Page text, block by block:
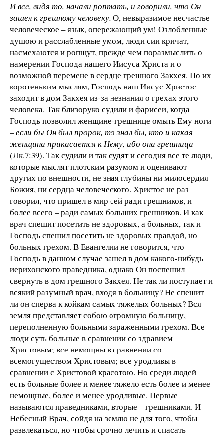
И все, видя то, начали роптать, и говорили, что Он
зашел к грешному человеку. О, невыразимое несчастье
человеческое – язык, опережающий ум! Озлобленные
душою и расслабленные умом, люди сии кричат,
насмехаются и ропщут, прежде чем поразмыслить о
намерении Господа нашего Иисуса Христа и о
возможной перемене в сердце грешного Закхея. По их
коротеньким мыслям, Господь наш Иисус Христос
заходит в дом Закхея из-за незнания о грехах этого
человека. Так близоруко судили и фарисеи, когда
Господь позволил женщине-грешнице омыть Ему ноги
–если бы Он был пророк, то знал бы, кто и какая
женщина прикасается к Нему, ибо она грешница
(Лк.7:39). Так судили и так судят и сегодня все те люди,
которые мыслят плотским разумом и оценивают
других по внешности, не зная глубины ни милосердия
Божия, ни сердца человеческого. Христос не раз
говорил, что пришел в мир сей ради грешников, и
более всего – ради самых больших грешников. И как
врач спешит посетить не здоровых, а больных, так и
Господь спешил посетить не здоровых правдой, но
больных грехом. В Евангелии не говорится, что
Господь в данном случае зашел в дом какого-нибудь
иерихонского праведника, однако Он поспешил
свернуть в дом грешного Закхея. Не так ли поступает и
всякий разумный врач, входя в больницу? Не спешит
ли он сперва к койкам самых тяжелых больных? Вся
земля представляет собою огромную больницу,
переполненную больными зараженными грехом. Все
люди суть больные в сравнении со здравием
Христовым; все немощны в сравнении со
всемогуществом Христовым; все уродливы в
сравнении с Христовой красотою. Но среди людей
есть больные более и менее тяжело есть более и менее
немощные, более и менее уродливые. Первые
называются праведниками, вторые – грешниками. И
Небесный Врач, сойдя на землю не для того, чтобы
развлекаться, но чтобы срочно лечить и спасать